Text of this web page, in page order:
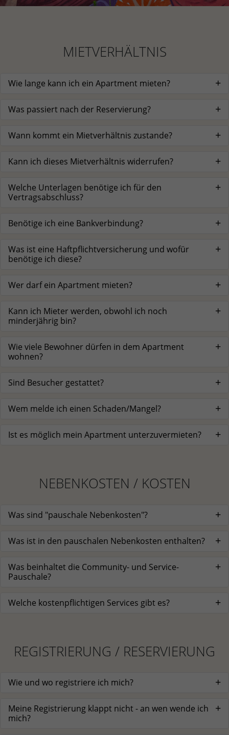
MIETVERHÄLTNIS
Wie lange kann ich ein Apartment mieten?
Was passiert nach der Reservierung?
Wann kommt ein Mietverhältnis zustande?
Kann ich dieses Mietverhältnis widerrufen?
Welche Unterlagen benötige ich für den
Vertragsabschluss?
Benötige ich eine Bankverbindung?
Was ist eine Haftpflichtversicherung und wofür
benötige ich diese?
Wer darf ein Apartment mieten?
Kann ich Mieter werden, obwohl ich noch
minderjährig bin?
Wie viele Bewohner dürfen in dem Apartment
wohnen?
Sind Besucher gestattet?
Wem melde ich einen Schaden/Mangel?
Ist es möglich mein Apartment unterzuvermieten?
NEBENKOSTEN / KOSTEN
Was sind "pauschale Nebenkosten"?
Was ist in den pauschalen Nebenkosten enthalten?
Was beinhaltet die Community- und Service-
Pauschale?
Welche kostenpflichtigen Services gibt es?
REGISTRIERUNG / RESERVIERUNG
Wie und wo registriere ich mich?
Meine Registrierung klappt nicht - an wen wende ich
mich?